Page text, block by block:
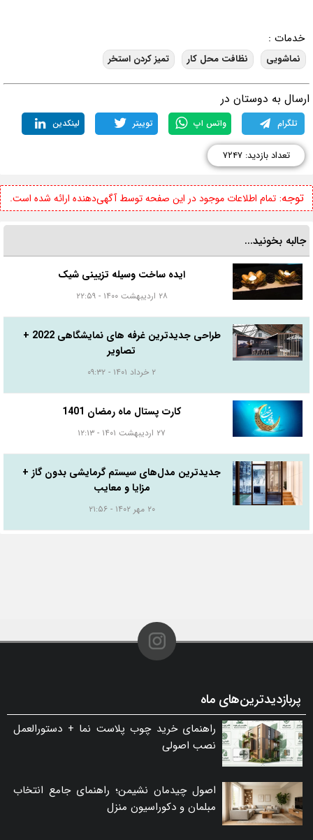
خدمات :
نماشویی نظافت محل کار تمیز کردن استخر
به دوستان در
تلگرام واتس اپ توییتر لینکدین
تعداد بازدید: ۷۲۴۷
توجه:تمام اطلاعات موجود در این صفحه توسط آگهی‌دهنده ارائه شده است.
جالبه بخونید...
ایده ساخت وسیله تزیینی شیک
۲۸ اردیبهشت ۱۴۰۰ - ۲۲:۵۹
طراحی جدیدترین غرفه های نمایشگاهی 2022 +
تصاویر
کارت پستال ماه رمضان 1401
۲۷ اردیبهشت ۱۴۰۱ - ۱۲:۱۳
جدیدترین مدل‌های سیستم گرمایشی بدون گاز +
مزایا و معایب
۲۰ مهر ۱۴۰۲ - ۲۱:۵۶
پربازدیدترین‌های ماه
راهنمای خرید چوب پلاست نما + دستورالعمل
نصب اصولی
اصول چیدمان نشیمن؛ راهنمای جامع انتخاب
مبلمان و دکوراسیون منزل